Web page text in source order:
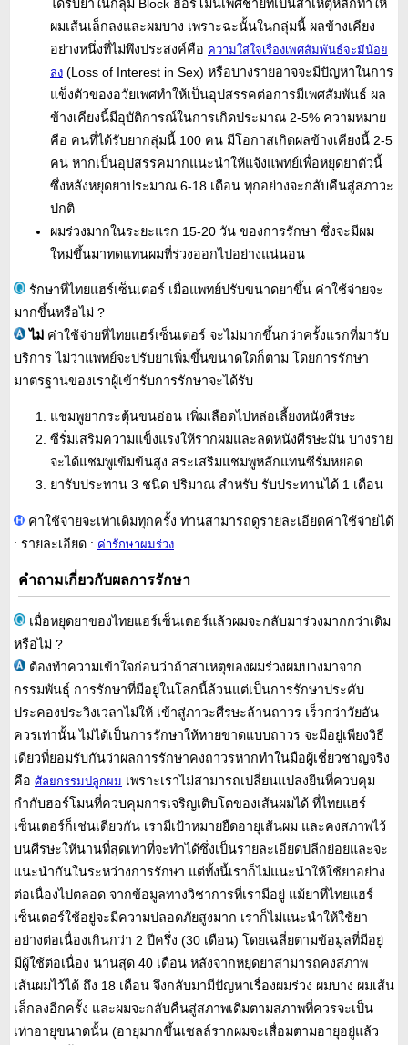
ได้รับยาในกลุ่ม Block ฮอร์โมนเพศชายที่เป็นสาเหตุหลักทำให้
ผมเส้นเล็กลงและผมบาง เพราะฉะนั้นในกลุ่มนี้ ผลข้างเคียง
อย่างหนึ่งที่ไม่พึงประสงค์คือ ความใส่ใจเรื่องเพศสัมพันธ์จะมีน้อย
ลง (Loss of Interest in Sex) หรือบางรายอาจจะมีปัญหาในการ
แข็งตัวของอวัยเพศทำให้เป็นอุปสรรคต่อการมีเพศสัมพันธ์ ผล
ข้างเคียงนี้มีอุบัติการณ์ในการเกิดประมาณ 2-5% ความหมาย
คือ คนที่ได้รับยากลุ่มนี้ 100 คน มีโอกาสเกิดผลข้างเคียงนี้ 2-5
คน หากเป็นอุปสรรคมากแนะนำให้แจ้งแพทย์เพื่อหยุดยาตัวนี้
ซึ่งหลังหยุดยาประมาณ 6-18 เดือน ทุกอย่างจะกลับคืนสู่สภาวะ
ปกติ
ผมร่วงมากในระยะแรก 15-20 วัน ของการรักษา ซึ่งจะมีผม
ใหม่ขึ้นมาทดแทนผมที่ร่วงออกไปอย่างแน่นอน
รักษาที่ไทยแฮร์เซ็นเตอร์ เมื่อแพทย์ปรับขนาดยาขึ้น ค่าใช้จ่ายจะ
มากขึ้นหรือไม่ ?
ไม่ ค่าใช้จ่ายที่ไทยแฮร์เซ็นเตอร์ จะไม่มากขึ้นกว่าครั้งแรกที่มารับ
บริการ ไม่ว่าแพทย์จะปรับยาเพิ่มขึ้นขนาดใดก็ตาม โดยการรักษา
มาตรฐานของเราผู้เข้ารับการรักษาจะได้รับ
แชมพูยากระตุ้นขนอ่อน เพิ่มเลือดไปหล่อเลี้ยงหนังศีรษะ
ซีรั่มเสริมความแข็งแรงให้รากผมและลดหนังศีรษะมัน บางราย
จะได้แชมพูเข้มข้นสูง สระเสริมแชมพูหลักแทนซีรั่มหยอด
ยารับประทาน 3 ชนิด ปริมาณ สำหรับ รับประทานได้ 1 เดือน
ค่าใช้จ่ายจะเท่าเดิมทุกครั้ง ท่านสามารถดูรายละเอียดค่าใช้จ่ายได้
: รายละเอียด : ค่ารักษาผมร่วง
คำถามเกี่ยวกับผลการรักษา
เมื่อหยุดยาของไทยแฮร์เซ็นเตอร์แล้วผมจะกลับมาร่วงมากกว่าเดิม
หรือไม่ ?
ต้องทำความเข้าใจก่อนว่าถ้าสาเหตุของผมร่วงผมบางมาจาก
กรรมพันธุ์ การรักษาที่มีอยู่ในโลกนี้ล้วนแต่เป็นการรักษาประคับ
ประคองประวิงเวลาไม่ให้ เข้าสู่ภาวะศีรษะล้านถาวร เร็วกว่าวัยอัน
ควรเท่านั้น ไม่ได้เป็นการรักษาให้หายขาดแบบถาวร จะมีอยู่เพียงวิธี
เดียวที่ยอมรับกันว่าผลการรักษาคงถาวรหากทำในมือผู้เชี่ยวชาญจริง
คือ ศัลยกรรมปลูกผม เพราะเราไม่สามารถเปลี่ยนแปลงยีนที่ควบคุม
กำกับฮอร์โมนที่ควบคุมการเจริญเติบโตของเส้นผมได้ ที่ไทยแฮร์
เซ็นเตอร์ก็เช่นเดียวกัน เรามีเป้าหมายยืดอายุเส้นผม และคงสภาพไว้
บนศีรษะให้นานที่สุดเท่าที่จะทำได้ซึ่งเป็นรายละเอียดปลีกย่อยและจะ
แนะนำกันในระหว่างการรักษา แต่ทั้งนี้เราก็ไม่แนะนำให้ใช้ยาอย่าง
ต่อเนื่องไปตลอด จากข้อมูลทางวิชาการที่เรามีอยู่ แม้ยาที่ไทยแฮร์
เซ็นเตอร์ใช้อยู่จะมีความปลอดภัยสูงมาก เราก็ไม่แนะนำให้ใช้ยา
อย่างต่อเนื่องเกินกว่า 2 ปีครึ่ง (30 เดือน) โดยเฉลี่ยตามข้อมูลที่มีอยู่
มีผู้ใช้ต่อเนื่อง นานสุด 40 เดือน หลังจากหยุดยาสามารถคงสภาพ
เส้นผมไว้ได้ ถึง 18 เดือน จึงกลับมามีปัญหาเรื่องผมร่วง ผมบาง ผมเส้น
เล็กลงอีกครั้ง และผมจะกลับคืนสู่สภาพเดิมตามสภาพที่ควรจะเป็น
เท่าอายุขนาดนั้น (อายุมากขึ้นเซลล์รากผมจะเสื่อมตามอายุอยู่แล้ว